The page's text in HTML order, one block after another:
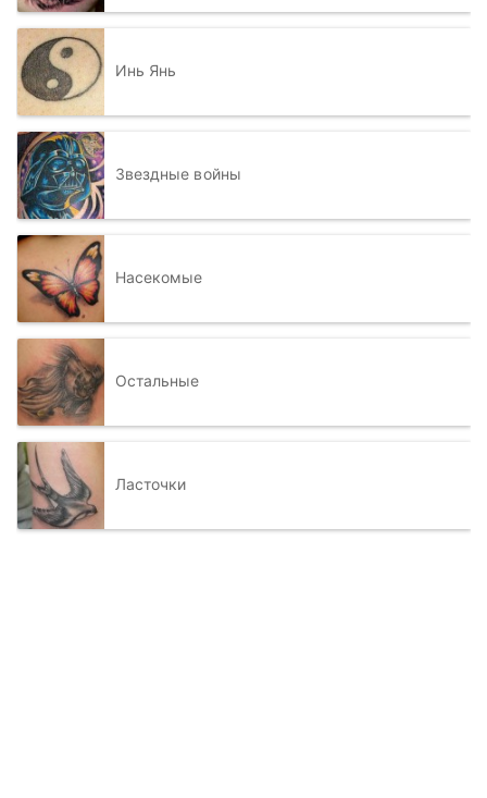
Инь Янь
Звездные войны
Насекомые
Остальные
Ласточки